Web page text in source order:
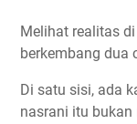
Melihat realitas
berkembang dua
Di satu sisi, ada
nasrani itu